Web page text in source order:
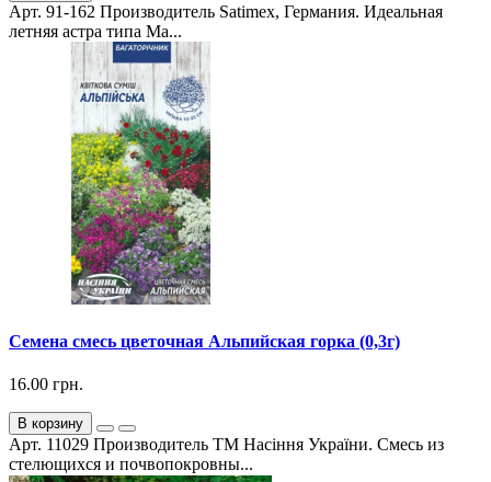
Арт. 91-162 Производитель Satimex, Германия. Идеальная
летняя астра типа Ма...
Семена смесь цветочная Альпийская горка (0,3г)
16.00 грн.
В корзину
Арт. 11029 Производитель ТМ Насіння України. Смесь из
стелющихся и почвопокровны...